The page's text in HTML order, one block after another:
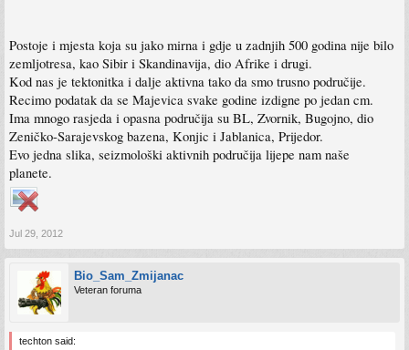
Postoje i mjesta koja su jako mirna i gdje u zadnjih 500 godina nije bilo
zemljotresa, kao Sibir i Skandinavija, dio Afrike i drugi.
Kod nas je tektonitka i dalje aktivna tako da smo trusno područije.
Recimo podatak da se Majevica svake godine izdigne po jedan cm.
Ima mnogo rasjeda i opasna područija su BL, Zvornik, Bugojno, dio
Zeničko-Sarajevskog bazena, Konjic i Jablanica, Prijedor.
Evo jedna slika, seizmološki aktivnih područija lijepe nam naše
planete.
Jul 29, 2012
Bio_Sam_Zmijanac
Veteran foruma
techton said: